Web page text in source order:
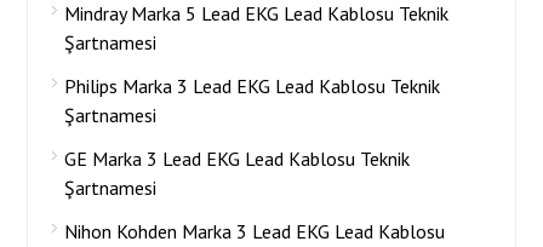
Mindray Marka 5 Lead EKG Lead Kablosu Teknik
Şartnamesi
Philips Marka 3 Lead EKG Lead Kablosu Teknik
Şartnamesi
GE Marka 3 Lead EKG Lead Kablosu Teknik
Şartnamesi
Nihon Kohden Marka 3 Lead EKG Lead Kablosu